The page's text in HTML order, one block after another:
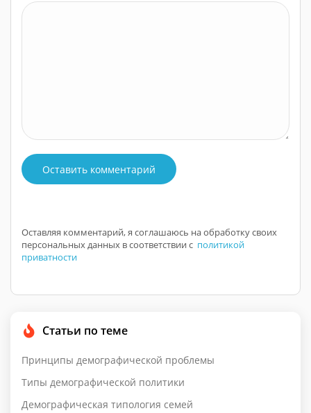
Оставить комментарий
Оставляя комментарий, я соглашаюсь на обработку своих
персональных данных в соответствии с политикой
приватности
Статьи по теме
Принципы демографической проблемы
Типы демографической политики
Демографическая типология семей